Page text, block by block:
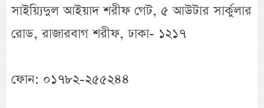
সাইয়্যিদুল আইয়াদ শরীফ গেট, ৫ আউটার সার্কুলার
রোড, রাজারবাগ শরীফ, ঢাকা- ১২১৭
ফোন: ০১৭৮২-২৫৫২৪৪